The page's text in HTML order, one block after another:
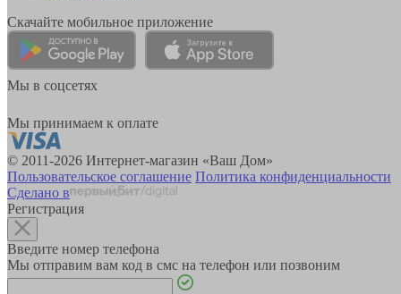
Скачайте мобильное приложение
Мы в соцсетях
Мы принимаем к оплате
© 2011-2026 Интернет-магазин «Ваш Дом»
Пользовательское соглашение Политика конфиденциальности
Сделано в
Регистрация
Введите номер телефона
Мы отправим вам код в смс на телефон или позвоним